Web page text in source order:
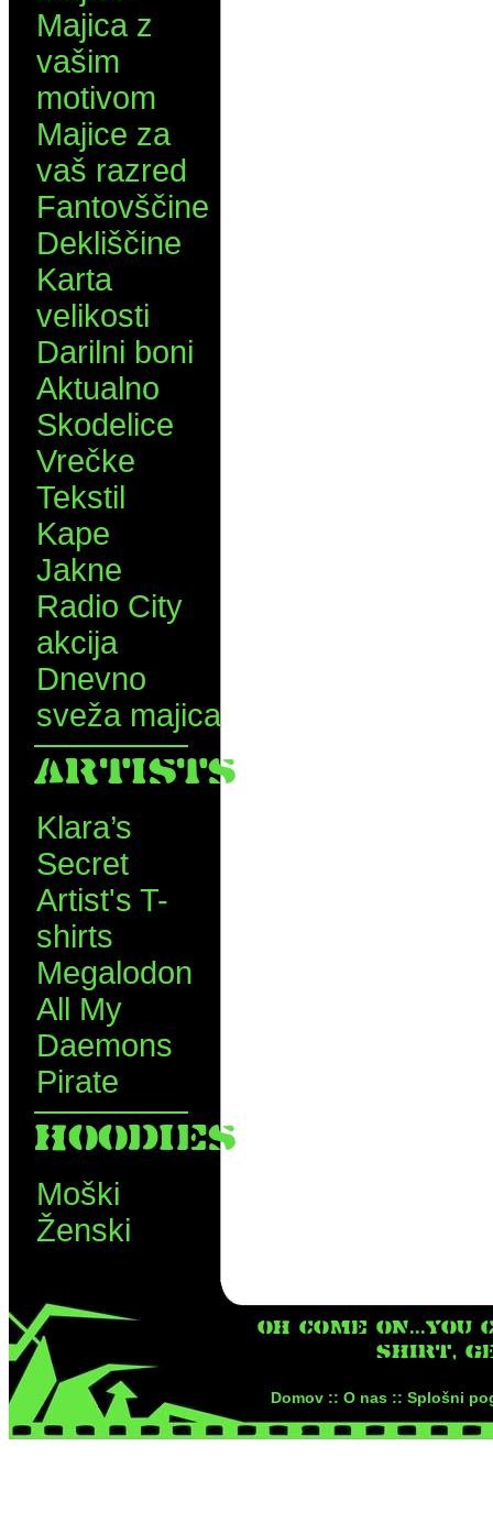
Majica z
vašim
motivom
Majice za
vaš razred
Fantovščine
Dekliščine
Karta
velikosti
Darilni boni
Aktualno
Skodelice
Vrečke
Tekstil
Kape
Jakne
Radio City
akcija
Dnevno
sveža majica
ARTISTS
Klara’s
Secret
Artist's T-
shirts
Megalodon
All My
Daemons
Pirate
HOODIES
Moški
Ženski
OH COME ON...YOU
SHIRT,
Domov :: O nas :: Splošni